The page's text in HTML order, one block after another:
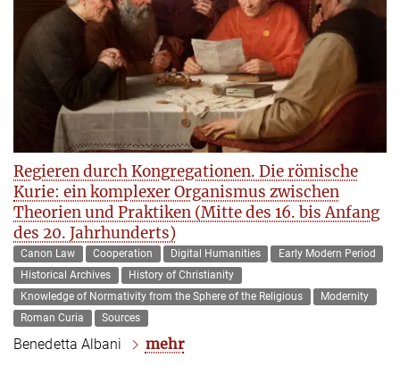
Regieren durch Kongregationen. Die römische
Kurie: ein komplexer Organismus zwischen
Theorien und Praktiken (Mitte des 16. bis Anfang
des 20. Jahrhunderts)
Canon Law Cooperation Digital Humanities
Early Modern Period
Historical Archives
History of Christianity
Knowledge of Normativity from the Sphere of the Religious
Modernity
Roman Curia
Sources
Benedetta Albani mehr